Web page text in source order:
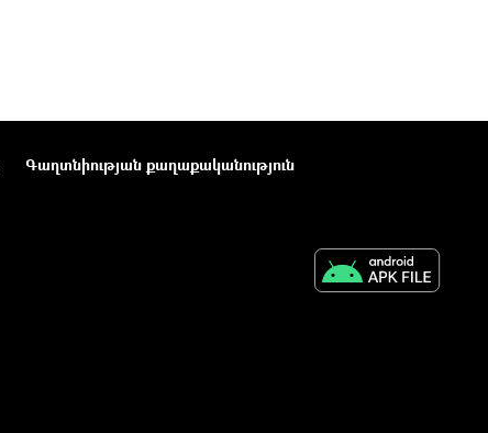
Գաղտնիության քաղաքականություն